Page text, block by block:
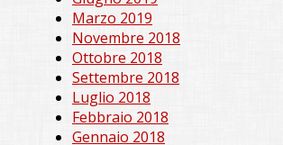
Marzo 2019
Novembre 2018
Ottobre 2018
Settembre 2018
Luglio 2018
Febbraio 2018
Gennaio 2018